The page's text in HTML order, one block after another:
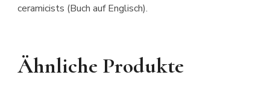
ceramicists (Buch auf Englisch).
Ähnliche Produkte